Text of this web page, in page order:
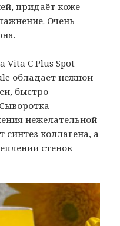
придаёт коже
Очень
Vita C Plus Spot
обладает нежной
быстро
нежелательной
коллагена, а
стенок